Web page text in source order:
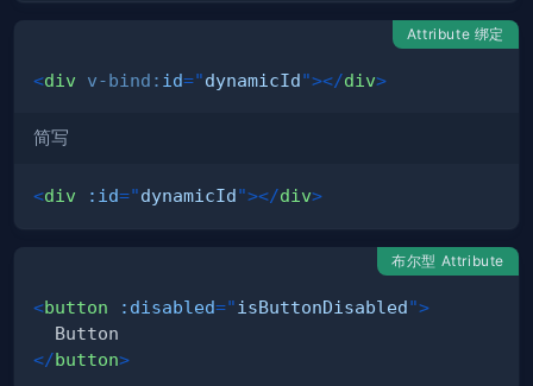
Attribute 绑定
<div v-bind: id="dynamicId"></div>
简写
<div :id="dynamicId"></div>
布尔型 Attribute
<button :disabled="isButtonDisabled">
</button>